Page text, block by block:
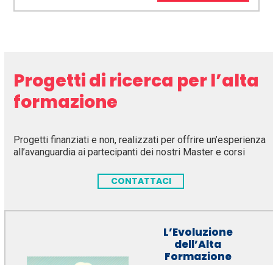
Progetti di ricerca per l’alta
formazione
Progetti finanziati e non, realizzati per offrire un’esperienza
all’avanguardia ai partecipanti dei nostri Master e corsi
CONTATTACI
L’Evoluzione
dell’Alta
Formazione